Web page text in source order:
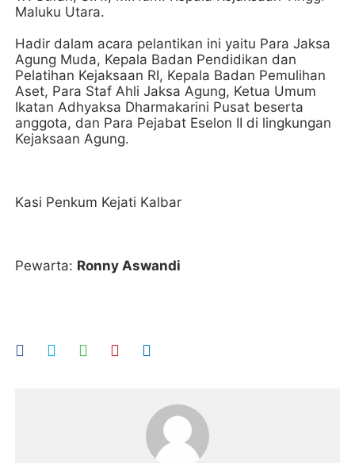
Maluku Utara.
Hadir dalam acara pelantikan ini yaitu Para Jaksa
Agung Muda, Kepala Badan Pendidikan dan
Pelatihan Kejaksaan RI, Kepala Badan Pemulihan
Aset, Para Staf Ahli Jaksa Agung, Ketua Umum
Ikatan Adhyaksa Dharmakarini Pusat beserta
anggota, dan Para Pejabat Eselon II di lingkungan
Kejaksaan Agung.
Kasi Penkum Kejati Kalbar
Pewarta: Ronny Aswandi